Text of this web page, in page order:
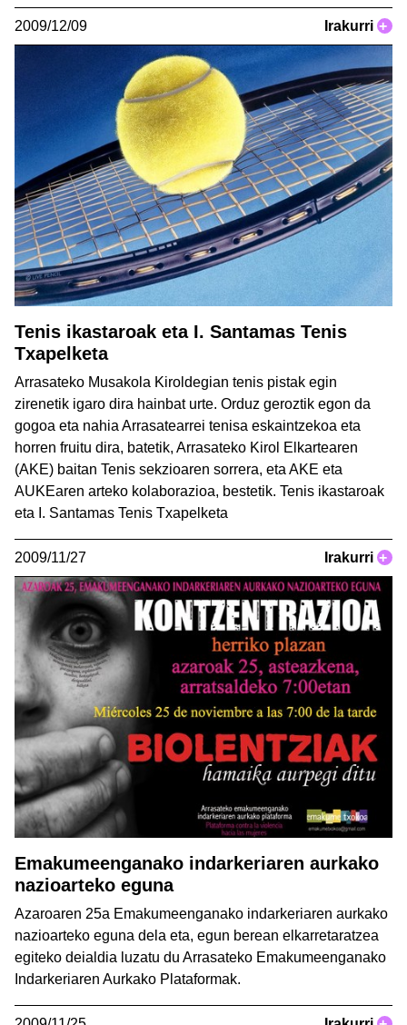
2009/12/09 Irakurri +
Tenis ikastaroak eta I. Santamas Tenis
Txapelketa
Arrasateko Musakola Kiroldegian tenis pistak egin
zirenetik igaro dira hainbat urte. Orduz geroztik egon da
gogoa eta nahia Arrasatearrei tenisa eskaintzekoa eta
horren fruitu dira, batetik, Arrasateko Kirol Elkartearen
(AKE) baitan Tenis sekzioaren sorrera, eta AKE eta
AUKEaren arteko kolaborazioa, bestetik. Tenis ikastaroak
eta I. Santamas Tenis Txapelketa
2009/11/27 Irakurri +
Emakumeenganako indarkeriaren aurkako
nazioarteko eguna
Azaroaren 25a Emakumeenganako indarkeriaren aurkako
nazioarteko eguna dela eta, egun berean elkarretaratzea
egiteko deialdia luzatu du Arrasateko Emakumeenganako
Indarkeriaren Aurkako Plataformak.